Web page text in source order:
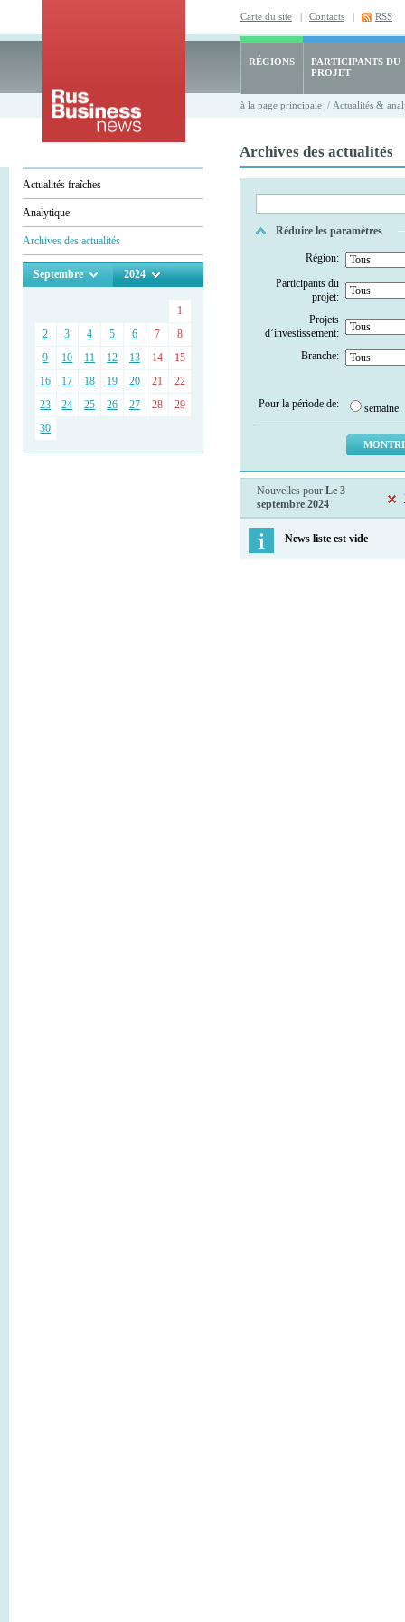
Carte du site | Contacts | RSS
RÉGIONS
PARTICIPANTS DU
PROJET
à la page principale / Actualités &
Actualités fraîches
Analytique
Archives des actualités
Septembre 2024
1
2
3 4 5 6 7
8
9
10 11 12 13 14
15
16
17 18 19 20 21
22
23
24 25 26 27 28
29
30
Archives des actualités
Réduire les paramètres
Région:
Participants du
projet:
Projets
d’investissement:
Branche:
Pour la période de: semaine
Nouvelles pour Le 3
septembre 2024
News liste est vide